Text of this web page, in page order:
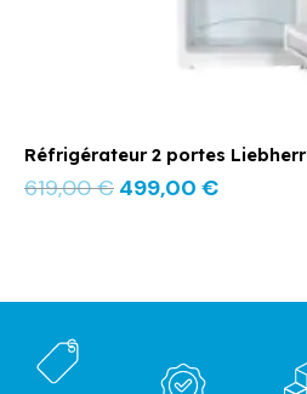
Réfrigérateur 2 portes Liebherr
619,00€ 499,00 €